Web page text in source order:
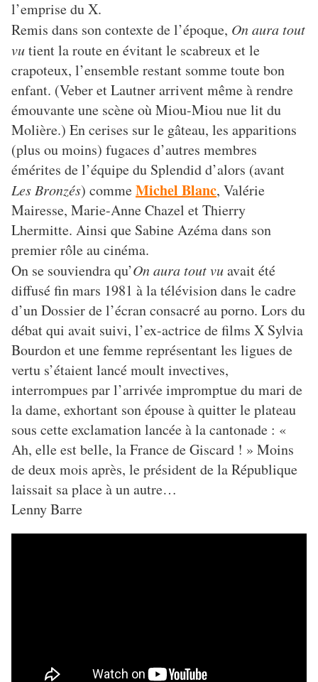
l’emprise du X.
Remis dans son contexte de l’époque, On aura tout
vutient la route en évitant le scabreux et le
crapoteux, l’ensemble restant somme toute bon
enfant. (Veber et Lautner arrivent même à rendre
émouvante une scène où Miou-Miou nue lit du
Molière.) En cerises sur le gâteau, les apparitions
(plus ou moins) fugaces d’autres membres
émérites de l’équipe du Splendid d’alors (avant
Les Bronzés) commeMichel Blanc, Valérie
Mairesse, Marie-Anne Chazel et Thierry
Lhermitte. Ainsi que Sabine Azéma dans son
premier rôle au cinéma.
On se souviendra qu’On aura tout vuavait été
diffusé fin mars 1981 à la télévision dans le cadre
d’un Dossier de l’écran consacré au porno. Lors du
débat qui avait suivi, l’ex-actrice de films X Sylvia
Bourdon et une femme représentant les ligues de
vertu s’étaient lancé moult invectives,
interrompues par l’arrivée impromptue du mari de
la dame, exhortant son épouse à quitter le plateau
sous cette exclamation lancée à la cantonade : «
Ah, elle est belle, la France de Giscard ! » Moins
de deux mois après, le président de la République
laissait sa place à un autre…
Lenny Barre